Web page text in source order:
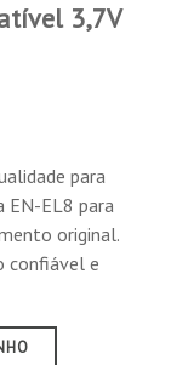
3,7V
para
EN-EL8 para
original.
confiável e